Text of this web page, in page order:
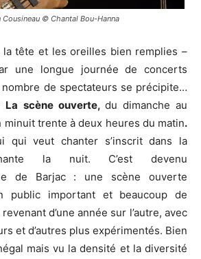
Cousineau © Chantal Bou-Hanna
tête et les oreilles bien remplies –
une longue journée de concerts
de spectateurs se précipite…
La scène ouverte, du dimanche au
minuit trente à deux heures du matin.
qui veut chanter s’inscrit dans la
la nuit. C’est devenu
de Barjac : une scène ouverte
public important et beaucoup de
d’une année sur l’autre, avec
et d’autres plus expérimentés. Bien
mais vu la densité et la diversité